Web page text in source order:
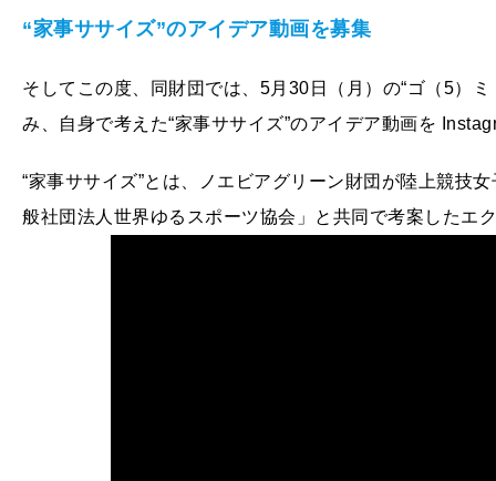
“家事ササイズ”のアイデア動画を募集
そしてこの度、同財団では、5月30日（月）の“ゴ（5）
み、自身で考えた“家事ササイズ”のアイデア動画を
“家事ササイズ”とは、ノエビアグリーン財団が陸上競技
般社団法人世界ゆるスポーツ協会」と共同で考案したエ